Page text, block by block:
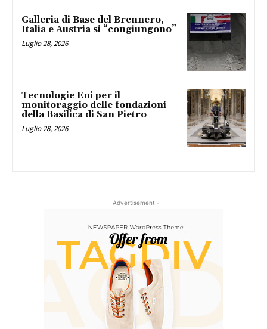
Galleria di Base del Brennero,
Italia e Austria si “congiungono”
Luglio 28, 2026
Tecnologie Eni per il
monitoraggio delle fondazioni
della Basilica di San Pietro
Luglio 28, 2026
- Advertisement -